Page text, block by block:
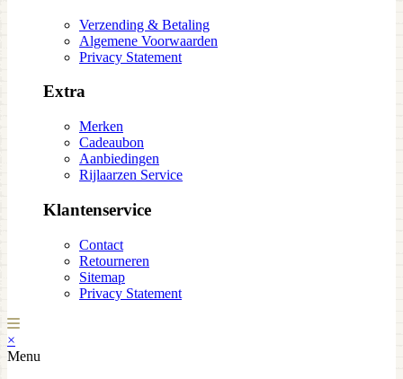
Verzending & Betaling
Algemene Voorwaarden
Privacy Statement
Extra
Merken
Cadeaubon
Aanbiedingen
Rijlaarzen Service
Klantenservice
Contact
Retourneren
Sitemap
Privacy Statement
×
Menu